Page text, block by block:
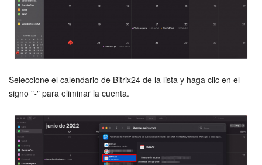
Reserva
Sales center
CRM Analytics
BI Builder
Seleccione el calendario de Bitrix24 de la lista y haga clic en el
signo "-" para eliminar la cuenta.